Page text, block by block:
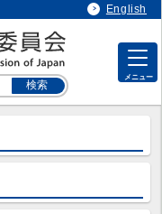
English
メニュー